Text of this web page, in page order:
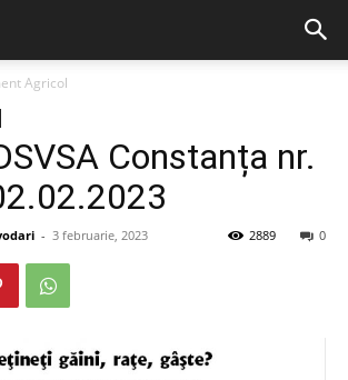
Agricol
Constanța nr.
- 3 februarie, 2023 0
2889